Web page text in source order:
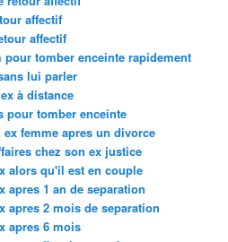
affectif
affectif
tomber enceinte rapidement
lui parler
à distance
pour tomber enceinte
femme apres un divorce
chez son ex justice
alors qu'il est en couple
apres 1 an de separation
apres 2 mois de separation
apres 6 mois